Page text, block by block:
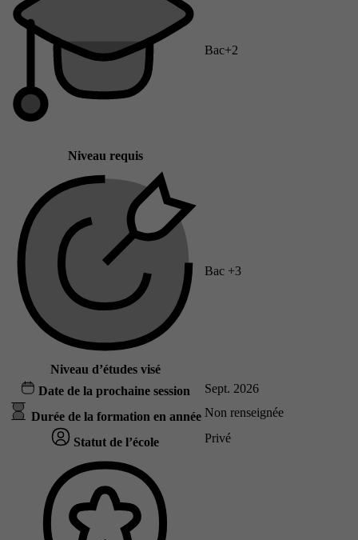
Niveau requis
Bac+2
Niveau d’études visé
Bac +3
Date de la prochaine session Sept. 2026
Durée de la formation en année Non renseignée
Statut de l’école Privé